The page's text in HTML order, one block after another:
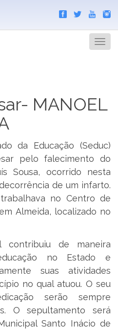
Menu
MANOEL
da Educação (Seduc)
pelo falecimento do
Sousa, ocorrido nesta
de um infarto.
no Centro de
Almeida, localizado no
contribuiu de maneira
no Estado e
suas atividades
no qual atuou. O seu
serão sempre
O sepultamento será
Santo Inácio de